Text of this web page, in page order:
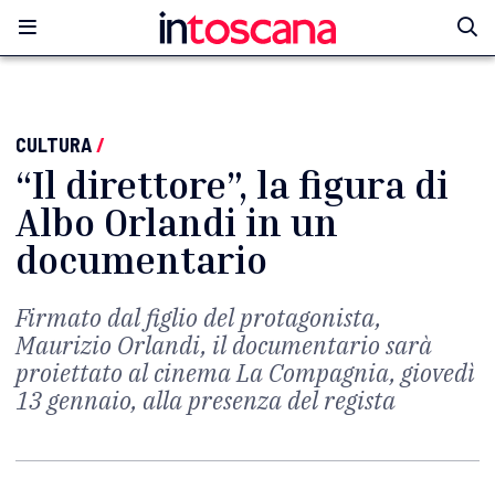
CULTURA/
“Il direttore”, la figura di
Albo Orlandi in un
documentario
Firmato dal figlio del protagonista,
Maurizio Orlandi, il documentario sarà
proiettato al cinema La Compagnia, giovedì
13 gennaio, alla presenza del regista